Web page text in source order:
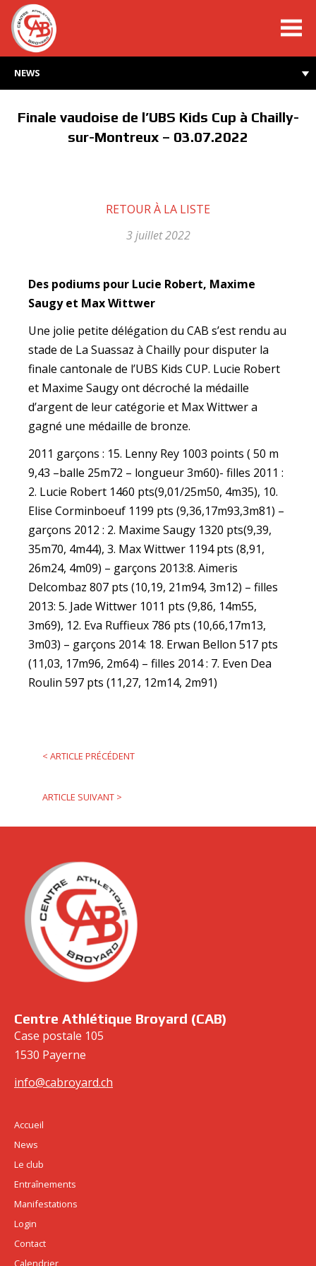
NEWS
Finale vaudoise de l’UBS Kids Cup à Chailly-
sur-Montreux – 03.07.2022
RETOUR À LA LISTE
3 juillet 2022
Des podiums pour Lucie Robert, Maxime
Saugy et Max Wittwer
Une jolie petite délégation du CAB s’est rendu au
stade de La Suassaz à Chailly pour disputer la
finale cantonale de l’UBS Kids CUP. Lucie Robert
et Maxime Saugy ont décroché la médaille
d’argent de leur catégorie et Max Wittwer a
gagné une médaille de bronze.
2011 garçons : 15. Lenny Rey 1003 points ( 50 m
9,43 –balle 25m72 – longueur 3m60)- filles 2011 :
2. Lucie Robert 1460 pts(9,01/25m50, 4m35), 10.
Elise Corminboeuf 1199 pts (9,36,17m93,3m81) –
garçons 2012 : 2. Maxime Saugy 1320 pts(9,39,
35m70, 4m44), 3. Max Wittwer 1194 pts (8,91,
26m24, 4m09) – garçons 2013:8. Aimeris
Delcombaz 807 pts (10,19, 21m94, 3m12) – filles
2013: 5. Jade Wittwer 1011 pts (9,86, 14m55,
3m69), 12. Eva Ruffieux 786 pts (10,66,17m13,
3m03) – garçons 2014: 18. Erwan Bellon 517 pts
(11,03, 17m96, 2m64) – filles 2014 : 7. Even Dea
Roulin 597 pts (11,27, 12m14, 2m91)
< ARTICLE PRÉCÉDENT
ARTICLE SUIVANT >
Centre Athlétique Broyard (CAB)
Case postale 105
1530 Payerne
info@cabroyard.ch
Accueil
News
Le club
Entraînements
Manifestations
Login
Contact
Calendrier